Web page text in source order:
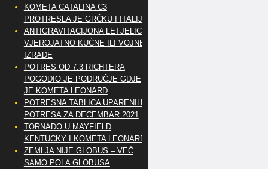
KOMETA CATALINA C3
PROTRESLA JE GRČKU I ITALIJU
ANTIGRAVITACIJONA LETJELICA
VJEROJATNO KUĆNE ILI VOJNE
IZRADE
POTRES OD 7.3 RICHTERA
POGODIO JE PODRUČJE GDJE
JE KOMETA LEONARD
POTRESNA TABLICA UPARENIH
POTRESA ZA DECEMBAR 2021
TORNADO U MAYFIELD
KENTUCKY I KOMETA LEONARD
ZEMLJA NIJE GLOBUS – VEĆ
SAMO POLA GLOBUSA